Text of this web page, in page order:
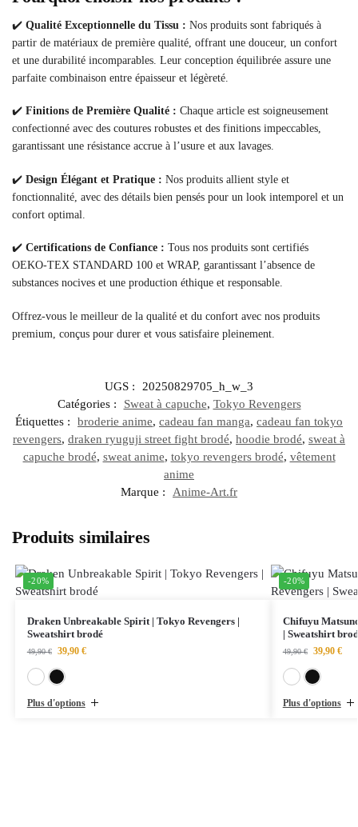
✔️ Qualité Exceptionnelle du Tissu : Nos produits sont fabriqués à
partir de matériaux de première qualité, offrant une douceur, un confort
et une durabilité incomparables. Leur conception équilibrée assure une
parfaite combinaison entre épaisseur et légèreté.
✔️ Finitions de Première Qualité : Chaque article est soigneusement
confectionné avec des coutures robustes et des finitions impeccables,
garantissant une résistance accrue à l’usure et aux lavages.
✔️ Design Élégant et Pratique : Nos produits allient style et
fonctionnalité, avec des détails bien pensés pour un look intemporel et un
confort optimal.
✔️ Certifications de Confiance : Tous nos produits sont certifiés
OEKO-TEX STANDARD 100 et WRAP, garantissant l’absence de
substances nocives et une production éthique et responsable.
Offrez-vous le meilleur de la qualité et du confort avec nos produits
premium, conçus pour durer et vous satisfaire pleinement.
UGS :
20250829705_h_w_3
Catégories :
Sweat à capuche, Tokyo Revengers
Étiquettes :
broderie anime, cadeau fan manga, cadeau fan tokyo
revengers, draken ryuguji street fight brodé, hoodie brodé, sweat à
capuche brodé, sweat anime, tokyo revengers brodé, vêtement
anime
Marque :
Anime-Art.fr
Produits similaires
-20%
Draken Unbreakable Spirit | Tokyo Revengers |
Sweatshirt brodé
49,90€ 39,90 €
Plus d'options
-20%
Chifuyu
| Sweatshirt
49,90€ 39,90 €
Plus d'options